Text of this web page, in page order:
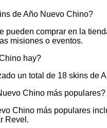
de Año Nuevo Chino?
pueden comprar en la
misiones o eventos.
hay?
un total de 18 skins de
Chino más populares?
Chino más populares
Revel.